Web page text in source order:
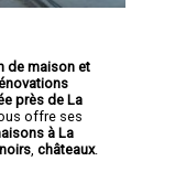
de maison et
près de La
offre ses
à La
châteaux.